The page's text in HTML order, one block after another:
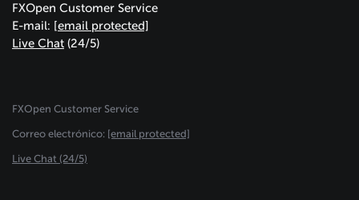
FXOpen Customer Service
E-mail: [email protected]
Live Chat (24/5)
FXOpen Customer Service
Сorreo electrónico: [email protected]
Live Chat (24/5)